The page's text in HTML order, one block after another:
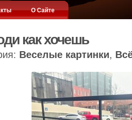
О Сайте
как хочешь
Веселые картинки,